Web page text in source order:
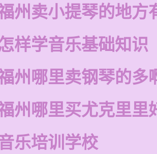
州卖小提琴的地方
样学音乐基础知识
州哪里卖钢琴的多
州哪里买尤克里里
乐培训学校